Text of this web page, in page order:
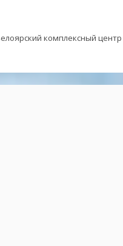
комплексный